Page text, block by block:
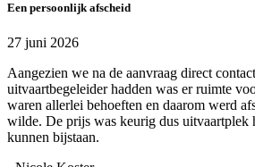
Een persoonlijk afscheid
27 juni 2026
Aangezien we na de aanvraag direct
uitvaartbegeleider hadden was er ruimte
waren allerlei behoeften en daarom werd
wilde. De prijs was keurig dus uitvaartplek
kunnen bijstaan.